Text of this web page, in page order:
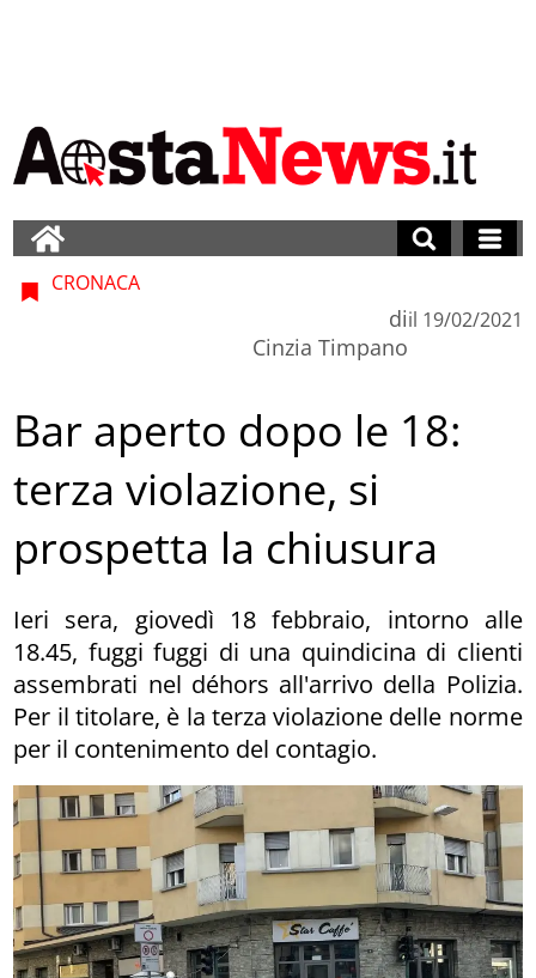
CRONACA
di
Cinzia Timpano
il 19/02/2021
Bar aperto dopo le 18:
terza violazione, si
prospetta la chiusura
Ieri sera, giovedì 18 febbraio, intorno alle
18.45, fuggi fuggi di una quindicina di clienti
assembrati nel déhors all'arrivo della Polizia.
Per il titolare, è la terza violazione delle norme
per il contenimento del contagio.